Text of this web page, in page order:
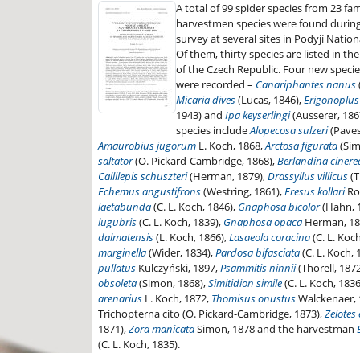
A total of 99 spider species from 23
harvestmen species were found
survey at several sites in Podyjí
Of them, thirty species are listed in
of the Czech Republic. Four new
were recorded – Canariphantes nanus
Micaria dives(Lucas, 1846),
1943) and Ipa keyserlingi(Ausserer,
species includeAlopecosa sulzeri
Amaurobius jugorum L. Koch, 1868,Arctosa figurata
saltator(O. Pickard-Cambridge, 1868),Berlandina
Callilepis schuszteri(Herman, 1879),Drassyllus villicus
Echemus angustifrons(Westring, 1861),Eresus kollari
laetabunda(C. L. Koch, 1846), Gnaphosa bicolor(Hahn,
lugubris(C. L. Koch, 1839), Gnaphosa opaca Herman,
dalmatensis(L. Koch, 1866),Lasaeola coracina(C. L.
marginella(Wider, 1834),Pardosa bifasciata(C. L. Koch,
pullatus Kulczyński, 1897,Psammitis ninnii(Thorell,
obsoleta(Simon, 1868),Simitidion simile(C. L. Koch,
arenarius L. Koch, 1872, Thomisus onustusWalckenaer,
Trichopterna cito (O. Pickard-Cambridge, 1873),Zelotes
1871),Zora manicataSimon, 1878 and the harvestman
(C. L. Koch, 1835).